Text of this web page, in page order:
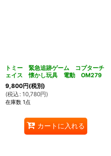
トミー 緊急追跡ゲーム コプターチ
ェイス 懐かし玩具 電動 OM279
9,800円(税別)
(税込 : 10,780円)
在庫数 1点
カートに入れる